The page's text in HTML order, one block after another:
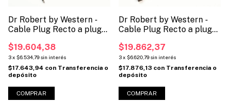
Dr Robert by Western -
Cable Plug Recto a plug
(Código DR-RR)
$19.604,38
3x $6.534,79 sin interés
$17.643,94 con Transferencia o
depósito
COMPRAR
Dr Robert by Western -
Cable Plug Recto a plug
(Código DR-RL)
$19.862,37
3x $6.620,79 sin interés
$17.876,13 con Transferencia o
depósito
COMPRAR